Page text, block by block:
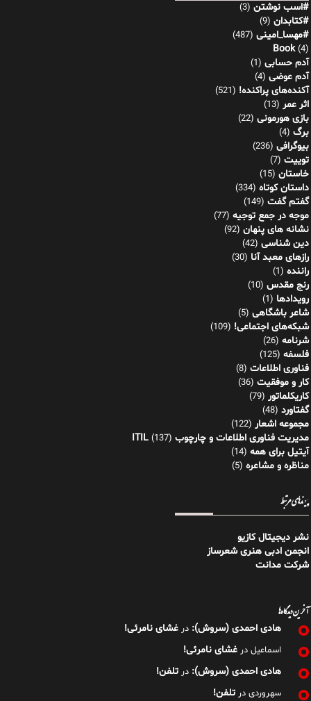
#اسب نوشتن (3)
#کتابدان (9)
#مهسا_امینی (487)
Book(4)
آدم حسابی (1)
آدم عوضی (4)
آکنده‌های پراکنده! (521)
اثر عمر (13)
بازی هورمونی (22)
برگ (4)
بیوگرافی (236)
توییت (7)
خاستان (15)
داستان کوتاه (334)
گفتم گفت (149)
موجه در جمع توجیه (77)
نشانه های پنهان (92)
دین شناسی (42)
رازهای معبد آنا (30)
راننده (1)
رنج مقدس (10)
رویدادها (1)
شاعر باشگاهی (5)
شبکه‌های اجتماعی! (109)
شرنامه (26)
فلسفه (125)
فناوری اطلاعات (8)
کار و موفقیت (36)
کاریکلماتور (79)
گفتاورد (48)
مجموعه اشعار (122)
مدیریت فناوری اطلاعات و چارچوب ITIL (137)
آیتیل برای همه (14)
مناظره و مشاعره (5)
پیوندهای مرتبط
نشر دیجیتال کازیو
انجمن ادبی هنری شعرساز
شرکت مدانت
آخرین دیدگاه‌ها
هادی احمدی (سروش): در غشای نامرئی!
اسماعیل در غشای نامرئی!
هادی احمدی (سروش): در تلفن!
سهروردی در تلفن!